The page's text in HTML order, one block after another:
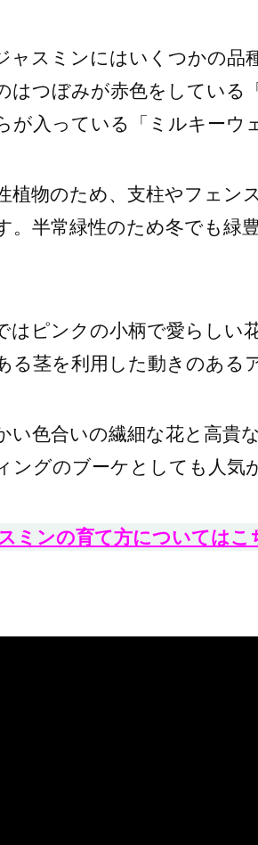
ャスミンにはいくつかの品
はつぼみが赤色をしている
が入っている「ミルキーウ
植物のため、支柱やフェン
。半常緑性のため冬でも緑
はピンクの小柄で愛らしい
る茎を利用した動きのある
い色合いの繊細な花と高貴
ングのブーケとしても人気
ミンの育て方についてはこ